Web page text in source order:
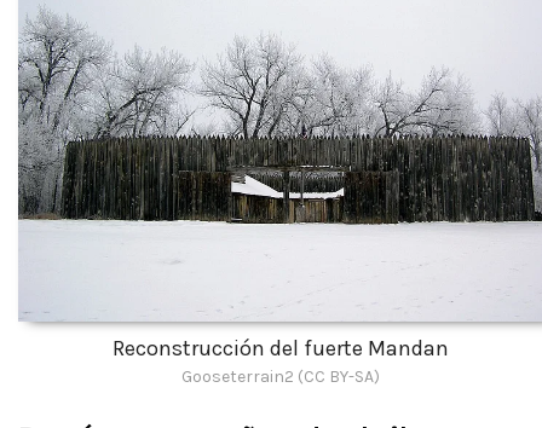
Reconstrucción del fuerte Mandan
Gooseterrain2 (CC BY-SA)